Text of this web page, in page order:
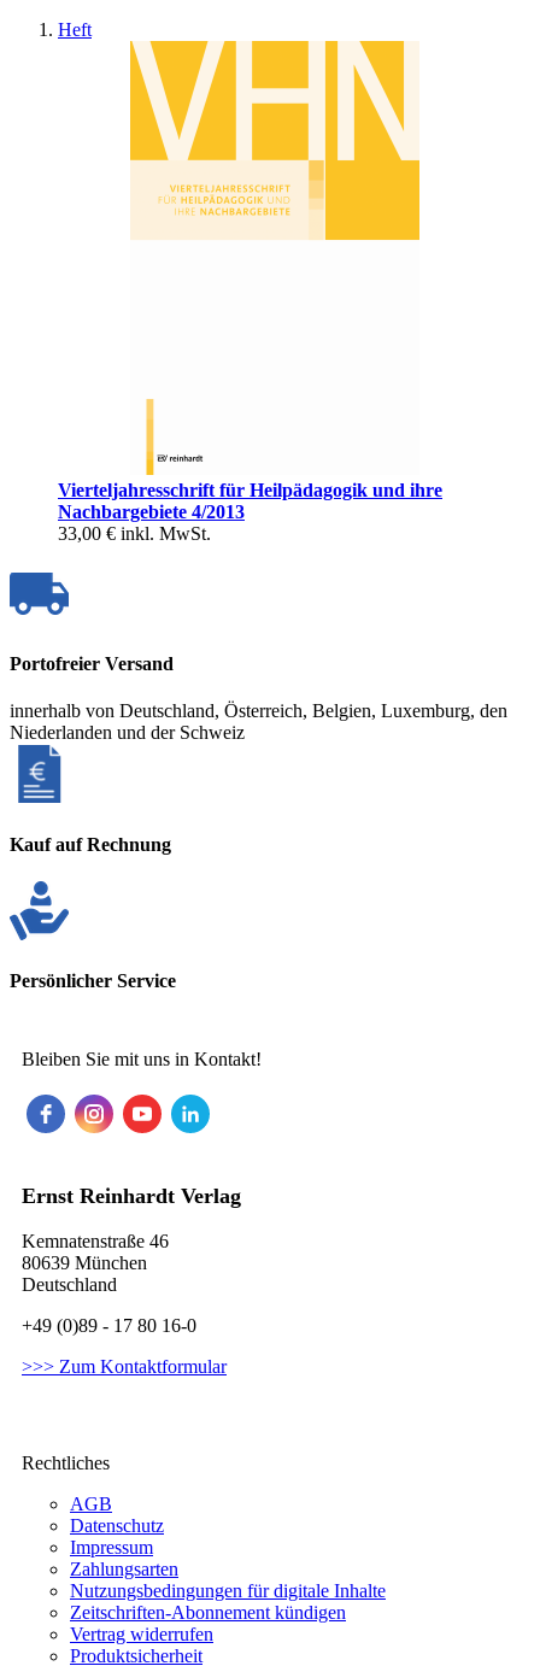
Heft
Vierteljahresschrift für Heilpädagogik und ihre
Nachbargebiete 4/2013
33,00 € inkl. MwSt.
Portofreier Versand
innerhalb von Deutschland, Österreich, Belgien, Luxemburg, den
Niederlanden und der Schweiz
Kauf auf Rechnung
Persönlicher Service
Bleiben Sie mit uns in Kontakt!
Ernst Reinhardt Verlag
Kemnatenstraße 46
80639 München
Deutschland
+49 (0)89 - 17 80 16-0
>>> Zum Kontaktformular
Rechtliches
AGB
Datenschutz
Impressum
Zahlungsarten
Nutzungsbedingungen für digitale Inhalte
Zeitschriften-Abonnement kündigen
Vertrag widerrufen
Produktsicherheit